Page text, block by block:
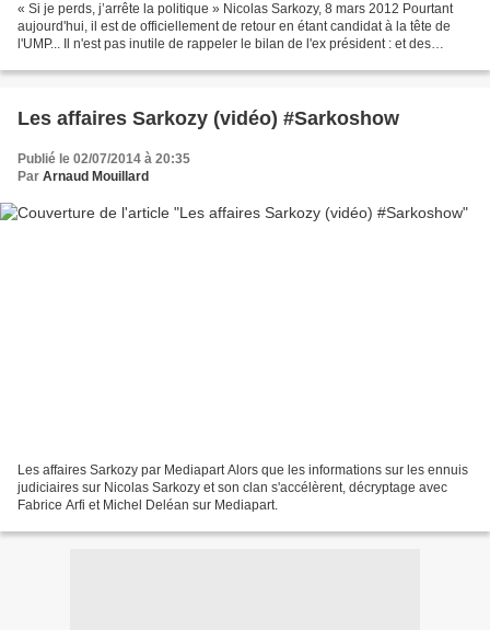
« Si je perds, j’arrête la politique » Nicolas Sarkozy, 8 mars 2012 Pourtant
aujourd'hui, il est de officiellement de retour en étant candidat à la tête de
l'UMP... Il n'est pas inutile de rappeler le bilan de l'ex président : et des
Les affaires Sarkozy (vidéo) #Sarkoshow
Publié le 02/07/2014 à 20:35
Par Arnaud Mouillard
Les affaires Sarkozy par Mediapart Alors que les informations sur les ennuis
judiciaires sur Nicolas Sarkozy et son clan s'accélèrent, décryptage avec
Fabrice Arfi et Michel Deléan sur Mediapart.